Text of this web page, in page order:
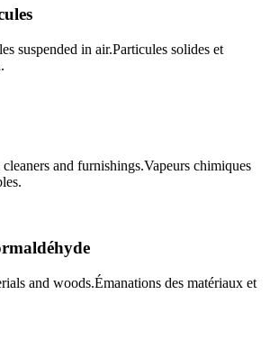
suspended in air.Particules solides et
and furnishings.Vapeurs chimiques
and woods.Émanations des matériaux et